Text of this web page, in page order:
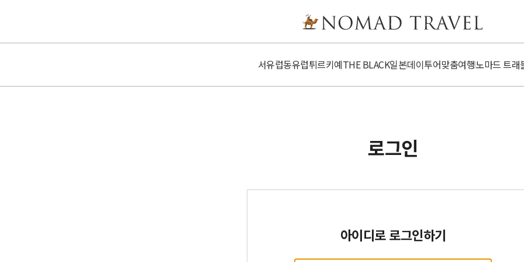
서유럽동유럽튀르키예​​THE BLACK일본데이투어맞춤여행노마드 트래
로그인
아이디로 로그인하기